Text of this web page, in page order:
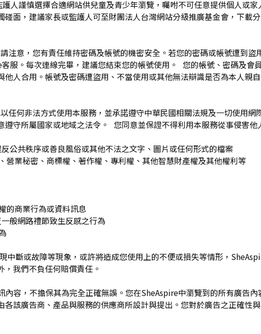
人謹慎選擇合適網站供兒童及青少年瀏覽，囑咐不可任意提供個人或家
面，建議家長或監護人可至財團法人台灣網站分級推廣基金會，下載
注意，您有責任維持密碼及帳號的機密安全。若您的密碼或帳號遭到盜
服。每次連線完畢，建議您結束您的帳號使用。 您的帳號、密碼及會
人合用。帳號及密碼遭盜用、不當使用或其他無法辯識是否為本人親
任何非法方式使用本服務，並承諾遵守中華民國相關法規及一切使用網
遵守所屬國家或地域之法令。 您同意並保證不得利用本服務從事侵害他
公共秩序或善良風俗或其他不法之文字、圖片或任何形式的檔案
營業秘密、商標權、著作權、專利權、其他智慧財產權及其他權利等
的商業行為或資料訊息
般網路禮節致生反感之行為
斷或故障等現象，或許將造成您使用上的不便或損失等情形，
我們不負任何賠償責任。
容，不擔保其為完全正確無誤。您在SheAspire中瀏覽到的所有廣告內
該廣告商、產品與服務的供應商所設計與提出。您對於廣告之正確性